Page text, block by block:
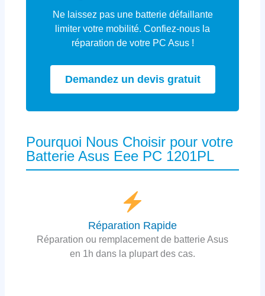
Ne laissez pas une batterie défaillante
limiter votre mobilité. Confiez-nous la
réparation de votre PC Asus !
Demandez un devis gratuit
Pourquoi Nous Choisir pour votre
Batterie Asus Eee PC 1201PL
Réparation Rapide
Réparation ou remplacement de batterie Asus
en 1h dans la plupart des cas.